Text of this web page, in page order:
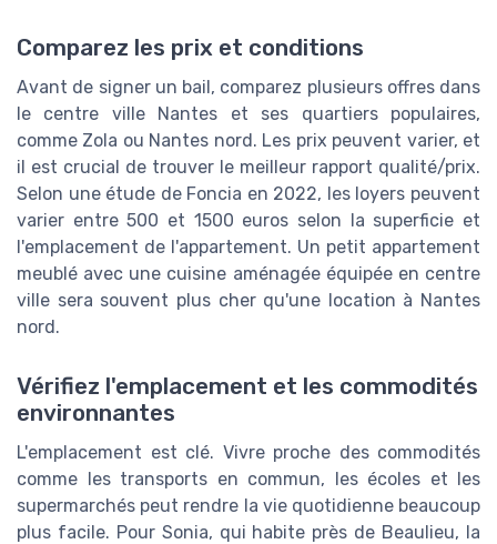
Comparez les prix et conditions
Avant de signer un bail, comparez plusieurs offres dans
le centre ville Nantes et ses quartiers populaires,
comme Zola ou Nantes nord. Les prix peuvent varier, et
il est crucial de trouver le meilleur rapport qualité/prix.
Selon une étude de Foncia en 2022, les loyers peuvent
varier entre 500 et 1500 euros selon la superficie et
l'emplacement de l'appartement. Un petit appartement
meublé avec une cuisine aménagée équipée en centre
ville sera souvent plus cher qu'une location à Nantes
nord.
Vérifiez l'emplacement et les commodités
environnantes
L'emplacement est clé. Vivre proche des commodités
comme les transports en commun, les écoles et les
supermarchés peut rendre la vie quotidienne beaucoup
plus facile. Pour Sonia, qui habite près de Beaulieu, la